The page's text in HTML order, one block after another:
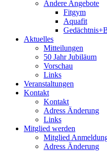
Andere Angebote
Fitgym
Aquafit
Aktuelles
Mitteilungen
50 Jahr Jubiläum
Vorschau
Links
Veranstaltungen
Kontakt
Kontakt
Adress Änderung
Links
Mitglied werden
Mitglied
Adress Änderung